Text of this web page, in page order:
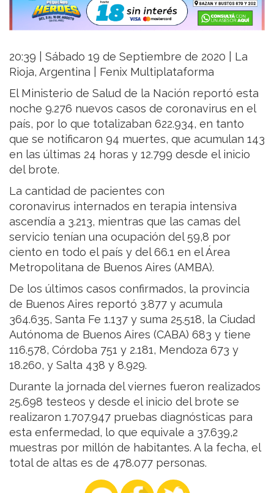
20:39 | Sábado 19 de Septiembre de 2020 | La
Rioja, Argentina | Fenix Multiplataforma
El Ministerio de Salud de la Nación reportó esta
noche 9.276 nuevos casos de coronavirus en el
país, por lo que totalizaban 622.934, en tanto
que se notificaron 94 muertes, que acumulan 143
en las últimas 24 horas y 12.799 desde el inicio
del brote.
La cantidad de pacientes con
coronavirus internados en terapia intensiva
ascendía a 3.213, mientras que las camas del
servicio tenían una ocupación del 59,8 por
ciento en todo el país y del 66.1 en el Área
Metropolitana de Buenos Aires (AMBA).
De los últimos casos confirmados, la provincia
de Buenos Aires reportó 3.877 y acumula
364.635, Santa Fe 1.137 y suma 25.518, la Ciudad
Autónoma de Buenos Aires (CABA) 683 y tiene
116.578, Córdoba 751 y 2.181, Mendoza 673 y
18.260, y Salta 438 y 8.929.
Durante la jornada del viernes fueron realizados
25.698 testeos y desde el inicio del brote se
realizaron 1.707.947 pruebas diagnósticas para
esta enfermedad, lo que equivale a 37.639,2
muestras por millón de habitantes. A la fecha, el
total de altas es de 478.077 personas.